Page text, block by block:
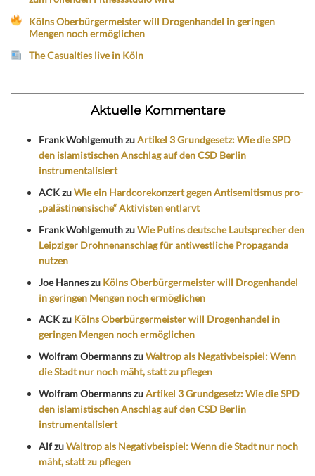
Kölns Oberbürgermeister will Drogenhandel in geringen
Mengen noch ermöglichen
The Casualties live in Köln
Aktuelle Kommentare
Frank WohlgemuthzuArtikel 3 Grundgesetz: Wie die SPD
den islamistischen Anschlag auf den CSD Berlin
instrumentalisiert
ACKzuWie ein Hardcorekonzert gegen Antisemitismus pro-
„palästinensische“ Aktivisten entlarvt
Frank WohlgemuthzuWie Putins deutsche Lautsprecher den
Leipziger Drohnenanschlag für antiwestliche Propaganda
nutzen
Joe Hanneszu Kölns Oberbürgermeister will Drogenhandel
in geringen Mengen noch ermöglichen
ACKzu Kölns Oberbürgermeister will Drogenhandel in
geringen Mengen noch ermöglichen
Wolfram ObermannszuWaltrop als Negativbeispiel: Wenn
die Stadt nur noch mäht, statt zu pflegen
Wolfram ObermannszuArtikel 3 Grundgesetz: Wie die SPD
den islamistischen Anschlag auf den CSD Berlin
instrumentalisiert
AlfzuWaltrop als Negativbeispiel: Wenn die Stadt nur noch
mäht, statt zu pflegen